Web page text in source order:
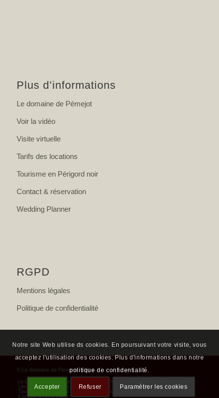
Plus d’informations
Le domaine de Pémejot
Voir la vidéo
Visite virtuelle
Tarifs des locations
Tourisme en Périgord noir
Contact & réservation
Wedding Planner
RGPD
Mentions légales
Politique de confidentialité
© Le domaine de Pemejot - 2016
Le domaine de Pémejot
La villa Pech Mej’
Lieu de mariage et réceptions
Visite virtuelle
Tourisme en Périgord noir
Tarifs des locations
Contact & réservation
Notre site Web utilise ds cookies. En poursuivant votre visite, vous
acceptez l'utilisation des cookies. Plus d'informations dans notre
politique de confidentialité .
Accepter Refuser Paramétrer les cookies